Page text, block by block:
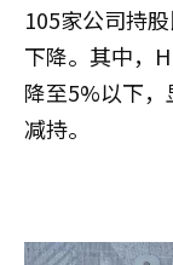
105家公司持
下降。其中，
降至5%以下
减持。